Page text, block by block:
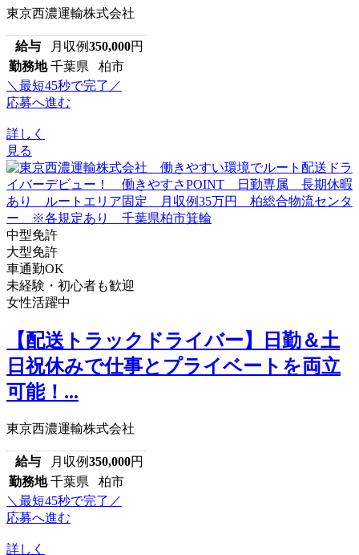
東京西濃運輸株式会社
給与 月収例350,000円
勤務地 千葉県 柏市
＼最短45秒で完了／
応募へ進む
詳しく
見る
中型免許
大型免許
車通勤OK
未経験・初心者も歓迎
女性活躍中
【配送トラックドライバー】日勤＆土
日祝休みで仕事とプライベートを両立
可能！...
東京西濃運輸株式会社
給与 月収例350,000円
勤務地 千葉県 柏市
＼最短45秒で完了／
応募へ進む
詳しく